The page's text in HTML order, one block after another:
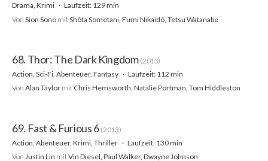
Drama, Krimi
Laufzeit: 129 min
Von Sion Sono mitShôta Sometani, Fumi Nikaidô, Tetsu Watanabe
68. Thor: The Dark Kingdom (2013)
Action, Sci-Fi, Abenteuer, Fantasy
Laufzeit: 112 min
Von Alan Taylor mit Chris Hemsworth, Natalie Portman, Tom Hiddleston
69. Fast & Furious 6 (2013)
Action, Abenteuer, Krimi, Thriller
Laufzeit: 130 min
Von Justin Lin mitVin Diesel, Paul Walker, Dwayne Johnson